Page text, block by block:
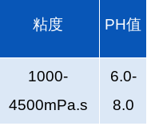
粘度 PH值
1000-
4500mPa.s
6.0-
8.0